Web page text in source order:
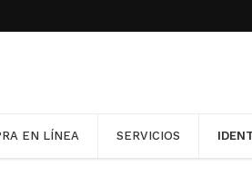
Cookies. Para desactivarlas,
EN LÍNEA SERVICIOS